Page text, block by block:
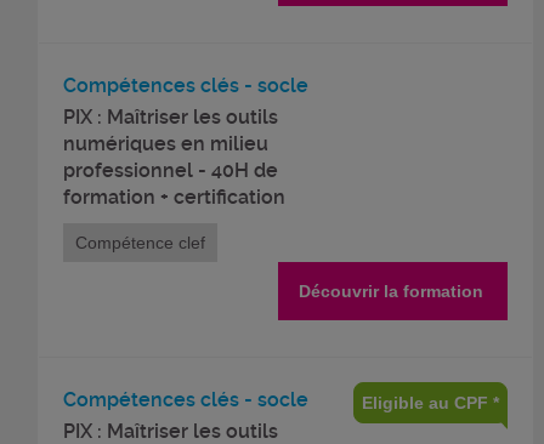
Compétences clés - socle
PIX : Maîtriser les outils
numériques en milieu
professionnel - 40H de
formation + certification
Compétence clef
Découvrir la formation
Compétences clés - socle
PIX : Maîtriser les outils
Eligible au CPF *